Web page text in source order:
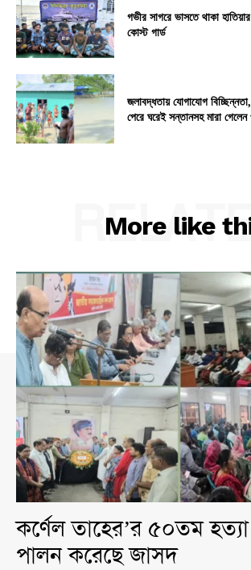
গভীর সাগরে ভাসতে থাকা
কোস্ট গার্ড
জলাবদ্ধতায় যোগাযোগ
পেরে ঘরেই সন্তানসহ মারা
More like
কর্ণেল তাহের’র ৫০তম
পালন করেছে জাসদ